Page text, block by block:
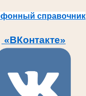
справочник
«ВКонтакте»